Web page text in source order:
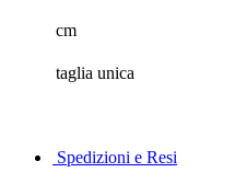
cm
taglia unica
Spedizioni e Resi